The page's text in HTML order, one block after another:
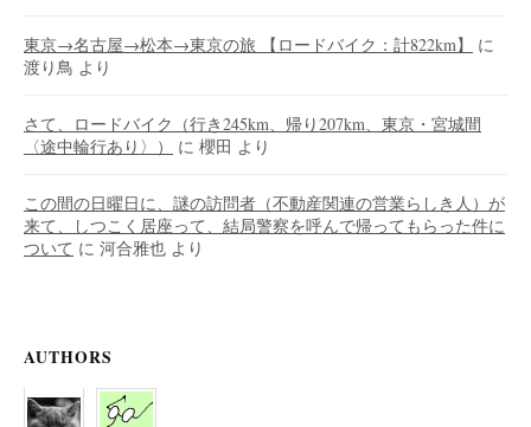
東京→名古屋→松本→東京の旅 【ロードバイク：計822km】
に
渡り鳥 より
さて、ロードバイク（行き245km、帰り207km、東京・宮城間
〈途中輪行あり〉）
に 櫻田 より
この間の日曜日に、謎の訪問者（不動産関連の営業らしき人）が
来て、しつこく居座って、結局警察を呼んで帰ってもらった件に
ついて に 河合雅也 より
AUTHORS